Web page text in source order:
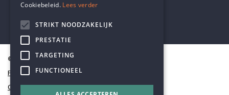
© Humanistisch Verbond 2026
Privacy
Cookiestatement
Cookiebeleid. Lees verder
STRIKT NOODZAKELIJK
PRESTATIE
TARGETING
FUNCTIONEEL